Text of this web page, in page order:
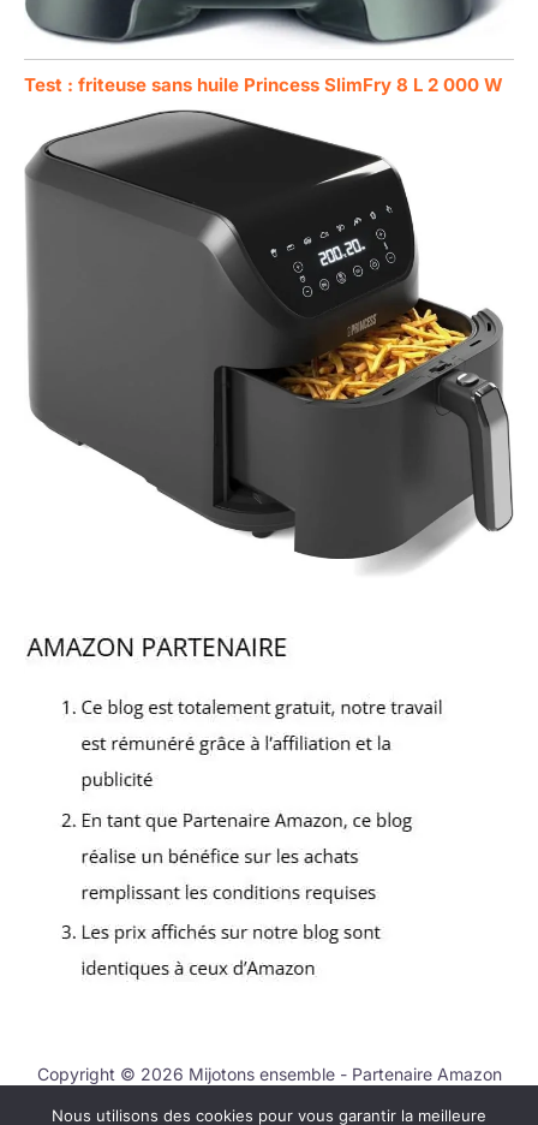
Test : friteuse sans huile Princess SlimFry 8 L 2 000 W
Copyright © 2026 Mijotons ensemble - Partenaire Amazon
Nous contacter
Nous utilisons des cookies pour vous garantir la meilleure